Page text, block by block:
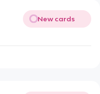
New cards